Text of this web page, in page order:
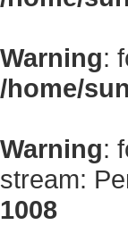
Warning:
/home/
Warning:
stream:
1008